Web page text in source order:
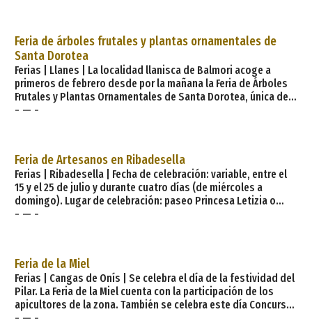
ref
Feria de árboles frutales y plantas ornamentales de
Santa Dorotea
Ferias | Llanes | La localidad llanisca de Balmori acoge a
primeros de febrero desde por la mañana la Feria de Árboles
Frutales y Plantas Ornamentales de Santa Dorotea, única de
estas características en la comarca. El evento tiene lugar en
maquinaria agrí
- — -
Feria de Artesanos en Ribadesella
Ferias | Ribadesella | Fecha de celebración: variable, entre el
15 y el 25 de julio y durante cuatro días (de miércoles a
domingo). Lugar de celebración: paseo Princesa Letizia o
paseo del Muelle de la villa de Ribadesella, cabecera del
en la que un buen número de a
- — -
Feria de la Miel
Ferias | Cangas de Onís | Se celebra el día de la festividad del
Pilar. La Feria de la Miel cuenta con la participación de los
apicultores de la zona. También se celebra este día Concurso-
Exposición: Quesos de los Picos de Europa. En esta cita anual
- — -